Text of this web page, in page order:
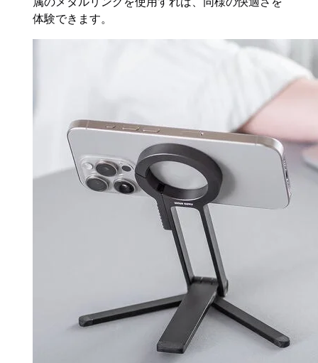
体験できます。